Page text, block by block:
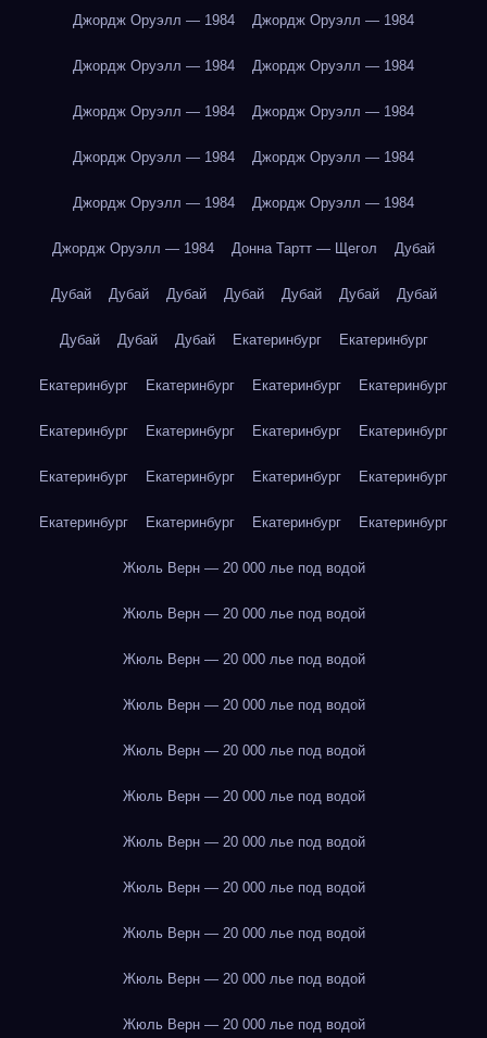
Джордж Оруэлл — 1984 Джордж Оруэлл — 1984
Джордж Оруэлл — 1984 Джордж Оруэлл — 1984
Джордж Оруэлл — 1984 Джордж Оруэлл — 1984
Джордж Оруэлл — 1984 Джордж Оруэлл — 1984
Джордж Оруэлл — 1984 Джордж Оруэлл — 1984
Джордж Оруэлл — 1984 Донна Тартт — Щегол Дубай
Дубай Дубай Дубай Дубай Дубай Дубай Дубай
Дубай Дубай Дубай Екатеринбург Екатеринбург
Екатеринбург Екатеринбург Екатеринбург Екатеринбург
Екатеринбург Екатеринбург Екатеринбург Екатеринбург
Екатеринбург Екатеринбург Екатеринбург Екатеринбург
Екатеринбург Екатеринбург Екатеринбург Екатеринбург
Жюль Верн — 20 000 лье под водой
Жюль Верн — 20 000 лье под водой
Жюль Верн — 20 000 лье под водой
Жюль Верн — 20 000 лье под водой
Жюль Верн — 20 000 лье под водой
Жюль Верн — 20 000 лье под водой
Жюль Верн — 20 000 лье под водой
Жюль Верн — 20 000 лье под водой
Жюль Верн — 20 000 лье под водой
Жюль Верн — 20 000 лье под водой
Жюль Верн — 20 000 лье под водой